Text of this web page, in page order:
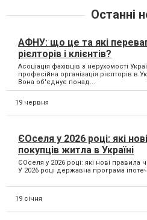
Останні
АФНУ: що це та які
рієлторів і клієнтів?
Асоціація фахівців з нерухомості
професійна організація рієлторів в
Вона об'єднує понад...
19 червня
ЄОселя у 2026 році: які
покупців житла в Україні
ЄОселя у 2026 році: які нові правила
У 2026 році державна програма
19 січня